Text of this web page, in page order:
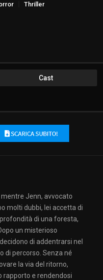
Thriller
Cast
Jenn, avvocato
molti dubbi, lei accetta di
di una foresta,
un misterioso
di addentrarsi nel
di percorso. Senza né
la via del ritorno,
rapporto e rendendosi